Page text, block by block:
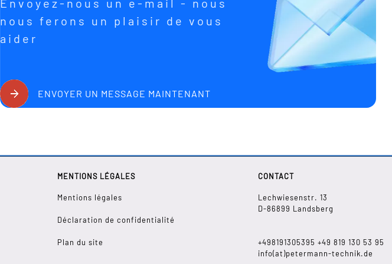
nous ferons un plaisir de vous
aider
ENVOYER UN MESSAGE MAINTENANT
MENTIONS LÉGALES
Mentions légales
Déclaration de confidentialité
Plan du site
CONTACT
Lechwiesenstr. 13
D-86899 Landsberg
+498191305395 +49 819 130 53 95
info(at)petermann-technik.de